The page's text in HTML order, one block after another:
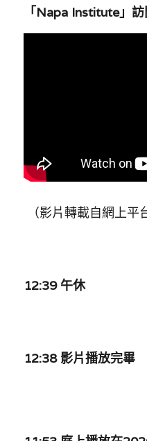
龔靜儀大律師專欄
汪明欣專欄
「Napa Institute」訪
（影片轉載自網上平
12:39 午休
12:38 影片播放完畢